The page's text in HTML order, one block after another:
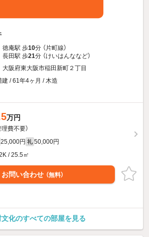
徳庵駅 歩10分 （片町線）
長田駅 歩21分 （けいはんななど）
大阪府東大阪市稲田新町２丁目
建 / 61年4ヶ月 / 木造
万円
理費不要）
25,000円 礼 50,000円
/ 25.5㎡
お問い合わせ （無料）
化のすべての部屋を見る